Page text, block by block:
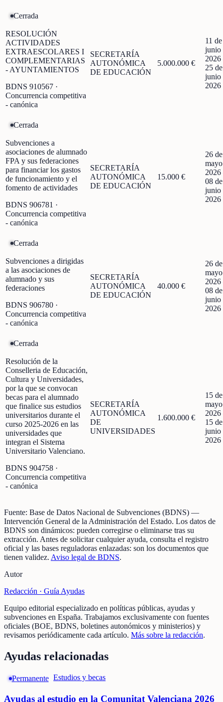
Cerrada
RESOLUCIÓN
ACTIVIDADES
EXTRAESCOLARES I
COMPLEMENTARIAS
- AYUNTAMIENTOS
BDNS 910567 ·
Concurrencia competitiva
- canónica
SECRETARÍA
AUTONÓMICA
DE EDUCACIÓN
5.000.000 €
11 de
junio
2026
25 de
junio
2026
Cerrada
Subvenciones a
asociaciones de alumnado
FPA y sus federaciones
para financiar los gastos
de funcionamiento y el
fomento de actividades
BDNS 906781 ·
Concurrencia competitiva
- canónica
SECRETARÍA
AUTONÓMICA
DE EDUCACIÓN
15.000 €
26 de
2026
08 de
junio
2026
Cerrada
Subvenciones a dirigidas
a las asociaciones de
alumnado y sus
federaciones
BDNS 906780 ·
Concurrencia competitiva
- canónica
SECRETARÍA
AUTONÓMICA
DE EDUCACIÓN
40.000 €
26 de
2026
08 de
junio
2026
Cerrada
Resolución de la
Conselleria de Educación,
Cultura y Universidades,
por la que se convocan
becas para el alumnado
que finalice sus estudios
universitarios durante el
curso 2025-2026 en las
universidades que
integran el Sistema
Universitario Valenciano.
BDNS 904758 ·
Concurrencia competitiva
- canónica
SECRETARÍA
AUTONÓMICA
DE
UNIVERSIDADES
1.600.000 €
15 de
2026
15 de
junio
2026
Fuente: Base de Datos Nacional de Subvenciones (BDNS) —
Intervención General de la Administración del Estado. Los datos de
BDNS son dinámicos: pueden corregirse o eliminarse tras su
extracción. Antes de solicitar cualquier ayuda, consulta el registro
oficial y las bases reguladoras enlazadas: son los documentos que
tienen validez. Aviso legal de BDNS.
Autor
Redacción · Guía Ayudas
Equipo editorial especializado en políticas públicas, ayudas y
subvenciones en España. Trabajamos exclusivamente con fuentes
oficiales (BOE, BDNS, boletines autonómicos y ministerios) y
revisamos periódicamente cada artículo. Más sobre la redacción.
Ayudas relacionadas
Permanente Estudios y becas
Ayudas al estudio en la Comunitat Valenciana 2026